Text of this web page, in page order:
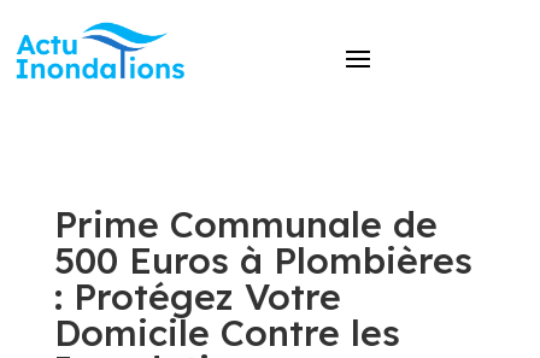
Prime Communale de
500 Euros à Plombières
: Protégez Votre
Domicile Contre les